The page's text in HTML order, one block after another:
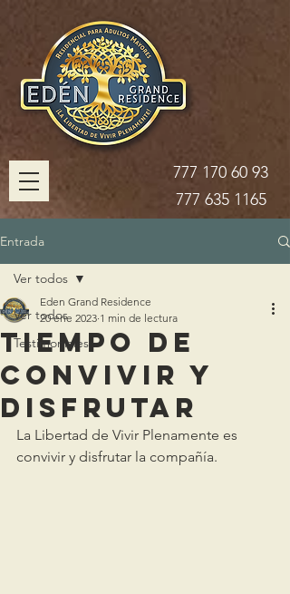
777 170 60 93
777 635 1165
Entrada
Ver todos
Testimoniales
Ver todos
Tiempo de
Convivir y
Disfrutar
Eden Grand Residence
20 ene 2023 1 min de lectura
La Libertad de Vivir Plenamente es
convivir y disfrutar la compañía.